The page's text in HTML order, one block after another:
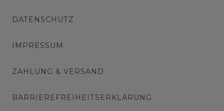
DATENSCHUTZ
IMPRESSUM
ZAHLUNG & VERSAND
BARRIEREFREIHEITSERKLÄRUNG